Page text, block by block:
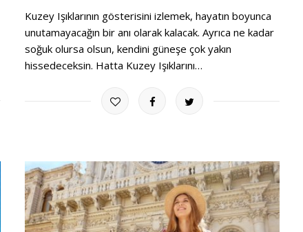
Kuzey Işıklarının gösterisini izlemek, hayatın boyunca
unutamayacağın bir anı olarak kalacak. Ayrıca ne kadar
soğuk olursa olsun, kendini güneşe çok yakın
hissedeceksin. Hatta Kuzey Işıklarını…